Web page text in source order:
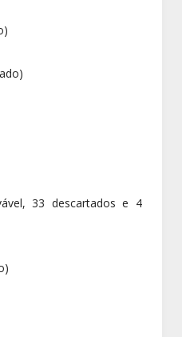
33 descartados e 4